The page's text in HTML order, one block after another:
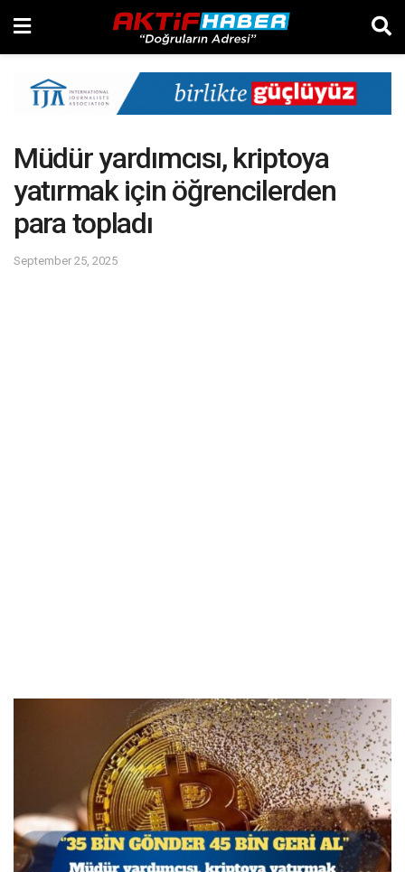
Müdür yardımcısı, kriptoya
yatırmak için öğrencilerden
para topladı
September 25, 2025